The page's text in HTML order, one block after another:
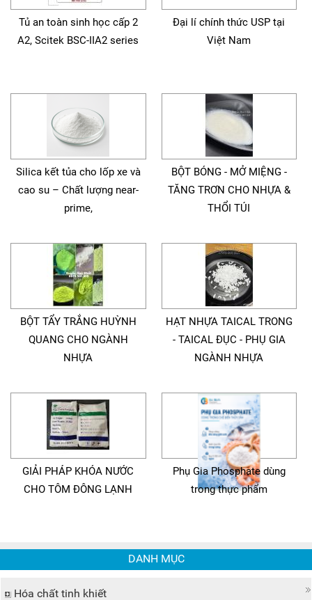
Tủ an toàn sinh học cấp 2
A2, Scitek BSC-IIA2 series
Đại lí chính thức USP tại
Việt Nam
Silica kết tủa cho lốp xe và
cao su – Chất lượng near-
prime,
BỘT BÓNG - MỞ MIỆNG -
TĂNG TRƠN CHO NHỰA &
THỔI TÚI
BỘT TẨY TRẮNG HUỲNH
QUANG CHO NGÀNH
NHỰA
HẠT NHỰA TAICAL TRONG
- TAICAL ĐỤC - PHỤ GIA
NGÀNH NHỰA
GIẢI PHÁP KHÓA NƯỚC
CHO TÔM ĐÔNG LẠNH
Phụ Gia Phosphate dùng
trong thực phẩm
DANH MỤC
Hóa chất tinh khiết